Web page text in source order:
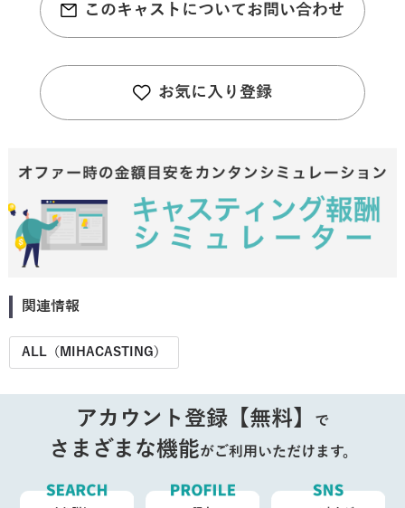
このキャストについてお問い合わせ
お気に入り登録
関連情報
ALL（MIHACASTING）
アカウント登録【無料】 で
さまざまな機能がご利用いただけます。